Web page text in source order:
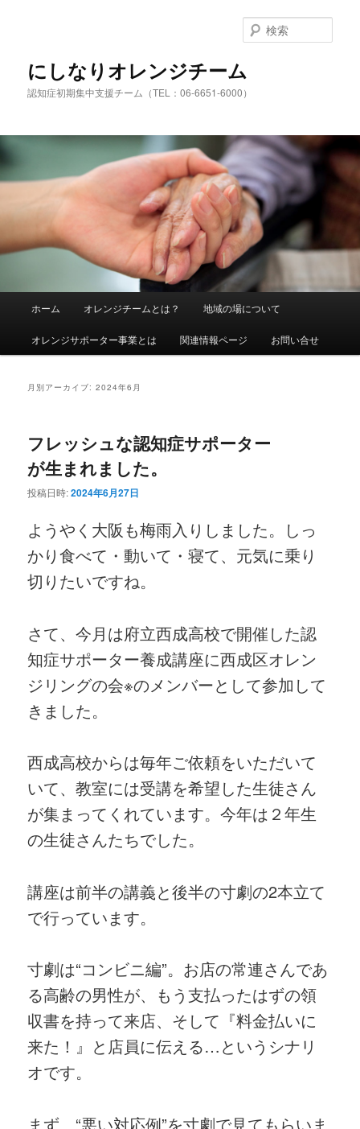
にしなりオレンジチーム
認知症初期集中支援チーム（TEL：06-6651-6000）
索
メ
イ
ン
ツ
へ
動
サ
ブ
テ
へ
移
ホーム オレンジチームとは？ 地域の場について
オレンジサポーター事業とは 関連情報ページ お問い合せ
月別アーカイブ:2024年6月
フレッシュな認知症サポーター
が生まれました。
投稿日時:2024年6月27日
ようやく大阪も梅雨入りしました。しっ
かり食べて・動いて・寝て、元気に乗り
切りたいですね。
さて、今月は府立西成高校で開催した認
知症サポーター養成講座に西成区オレン
ジリングの会※のメンバーとして参加して
きました。
西成高校からは毎年ご依頼をいただいて
いて、教室には受講を希望した生徒さん
が集まってくれています。今年は２年生
の生徒さんたちでした。
講座は前半の講義と後半の寸劇の2本立て
で行っています。
寸劇は“コンビニ編”。お店の常連さんであ
る高齢の男性が、もう支払ったはずの領
収書を持って来店、そして『料金払いに
来た！』と店員に伝える…というシナリ
オです。
まず、“悪い対応例”を寸劇で見てもらいま